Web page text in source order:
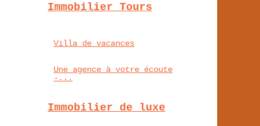
Immobilier Tours
Villa de vacances
Une agence à votre écoute
-...
Immobilier de luxe